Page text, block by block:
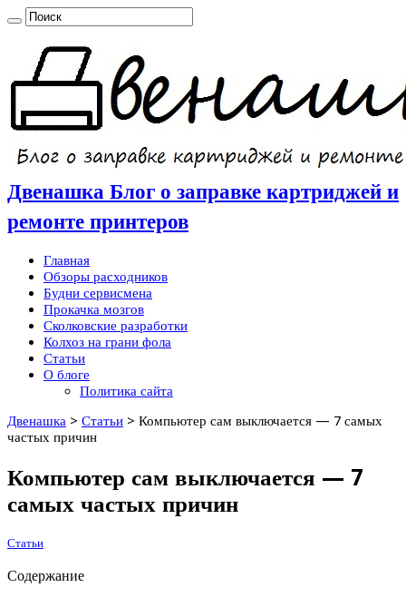
Двенашка Блог о заправке картриджей и
ремонте принтеров
Главная
Обзоры расходников
Будни сервисмена
Прокачка мозгов
Сколковские разработки
Колхоз на грани фола
Статьи
О блоге
Политика сайта
Двенашка > Статьи > Компьютер сам выключается — 7 самых
частых причин
Компьютер сам выключается — 7
самых частых причин
Статьи
Содержание